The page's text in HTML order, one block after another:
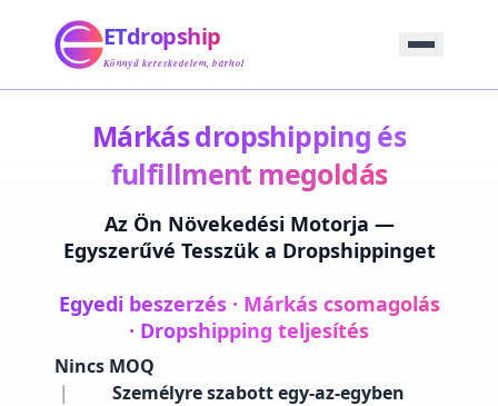
Beszerzés
Szolgáltatás
Termék
Lépjen Kapcsolatba
ETdropship
Könnyű kereskedelem, bárhol
Márkás dropshipping és
fulfillment megoldás
Az Ön Növekedési Motorja —
Egyszerűvé Tesszük a Dropshippinget
Egyedi beszerzés · Márkás csomagolás
· Dropshipping teljesítés
Nincs MOQ
｜
Személyre szabott egy‑az‑egyben